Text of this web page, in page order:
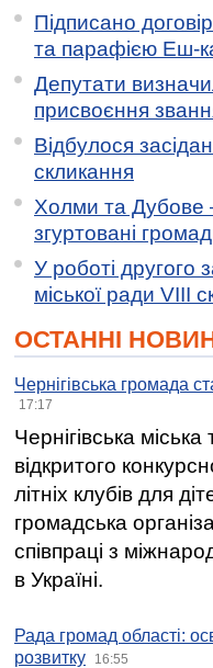
Підписано
та парафією Еш-
Депутати
присвоєння
Відбулося
скликання
Холми та Дубове
згуртовані
У роботі другого
міської ради VIII
ОСТАННІ
Чернігівська громада
17:17
Чернігівська
відкритого
літніх клубів для
громадська
співпраці з
в Україні.
Рада громад області:
розвитку
16:55